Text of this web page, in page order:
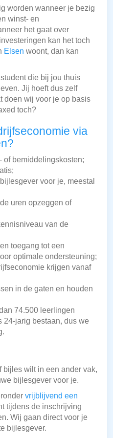
worden wanneer je bezig
winst- en
het gaat over
kan het toch
Elsen woont, dan kan
die bij jou thuis
Jij hoeft dus zelf
doen wij voor je op basis
toch?
via
of bemiddelingskosten;
voor je, meestal
uren opzeggen of
van de
toegang tot een
optimale ondersteuning;
krijgen vanaf
in de gaten en houden
74.500 leerlingen
24-jarig bestaan, dus we
bijles wilt in een ander vak,
bijlesgever voor je.
vrijblijvend een
tijdens de inschrijving
Wij gaan direct voor je
bijlesgever.